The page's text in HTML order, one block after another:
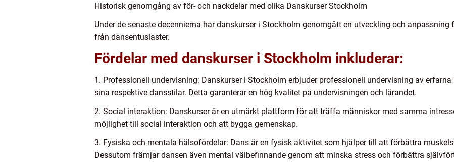
Historisk genomgång av för- och nackdelar med olika Danskurser Stockholm
Under de senaste decennierna har danskurser i Stockholm genomgått en utveckling och
från dansentusiaster.
Fördelar med danskurser i Stockholm inkluderar:
1. Professionell undervisning: Danskurser i Stockholm erbjuder professionell undervisning av
sina respektive dansstilar. Detta garanterar en hög kvalitet på undervisningen och lärandet.
2. Social interaktion: Danskurser är en utmärkt plattform för att träffa människor med samma
möjlighet till social interaktion och att bygga gemenskap.
3. Fysiska och mentala hälsofördelar: Dans är en fysisk aktivitet som hjälper till att förbättra
Dessutom främjar dansen även mental välbefinnande genom att minska stress och förbättra